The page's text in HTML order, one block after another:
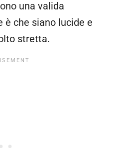
una valida
è che siano lucide e
stretta.